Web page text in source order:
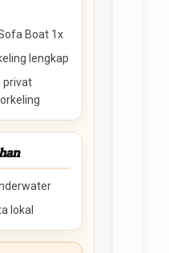
Boat 1x
lengkap
privat
lokal